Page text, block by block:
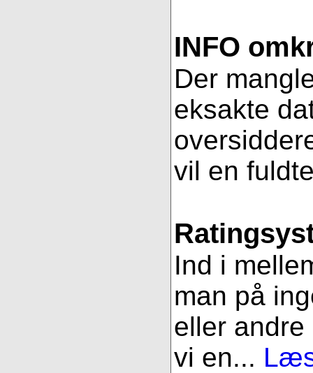
INFO
Der
eksakte
vil en
Ind i
man på
eller
vi en...